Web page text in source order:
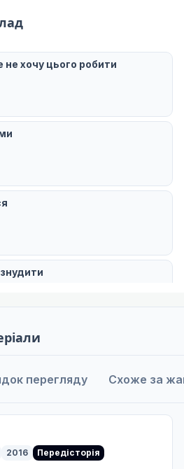
не хочу цього робити
ласка
перегляду Схоже за
2016 Передісторія